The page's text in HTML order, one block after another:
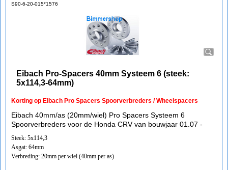
S90-6-20-015*1576
Eibach Pro-Spacers 40mm Systeem 6 (steek:
5x114,3-64mm)
Korting op Eibach Pro Spacers Spoorverbreders / Wheelspacers
Eibach 40mm/as (20mm/wiel) Pro Spacers Systeem 6
Spoorverbreders voor de Honda CRV van bouwjaar 01.07 -
Steek: 5x114,3
Asgat: 64mm
Verbreding: 20mm per wiel (40mm per as)